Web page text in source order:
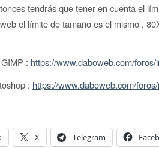
tendrás que tener en cuenta el
el límite de tamaño es el mismo ,
: https://www.daboweb.com/
: https://www.daboweb.com/
X Telegram